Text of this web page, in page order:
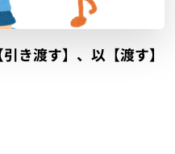
き渡す】、以【渡す】